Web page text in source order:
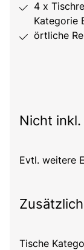
4 x
Kategorie
örtliche
Nicht
Evtl. weitere
Tische